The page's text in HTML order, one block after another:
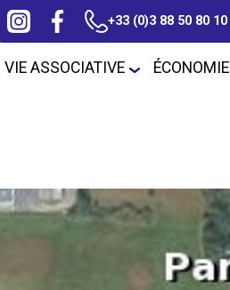
+33 (0)3 88 50 80 10
Intercommunalité
Marché public
VIE ASSOCIATIVE
Musique
ÉCONOMIE